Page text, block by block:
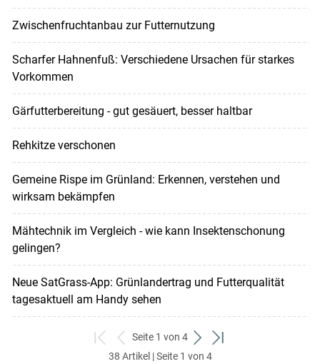
Zwischenfruchtanbau zur Futternutzung
Scharfer Hahnenfuß: Verschiedene Ursachen für starkes
Vorkommen
Gärfutterbereitung - gut gesäuert, besser haltbar
Rehkitze verschonen
Gemeine Rispe im Grünland: Erkennen, verstehen und
wirksam bekämpfen
Mähtechnik im Vergleich - wie kann Insektenschonung
gelingen?
Neue SatGrass-App: Grünlandertrag und Futterqualität
tagesaktuell am Handy sehen
zum
zurück
Seite 1 von 4
weiterzum
38 Artikel | Seite 1 von 4